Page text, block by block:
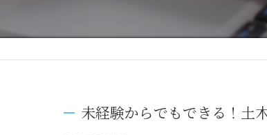
未経験からでもできる！土